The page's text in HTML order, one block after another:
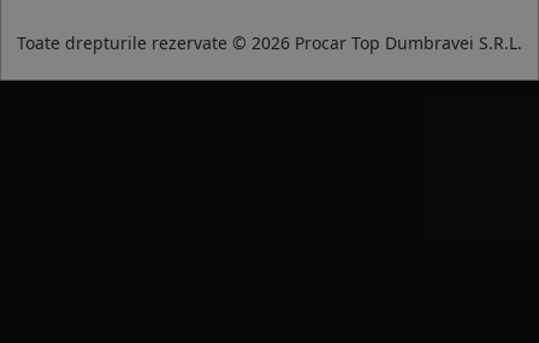
Toate drepturile rezervate © 2026 Procar Top Dumbravei S.R.L.